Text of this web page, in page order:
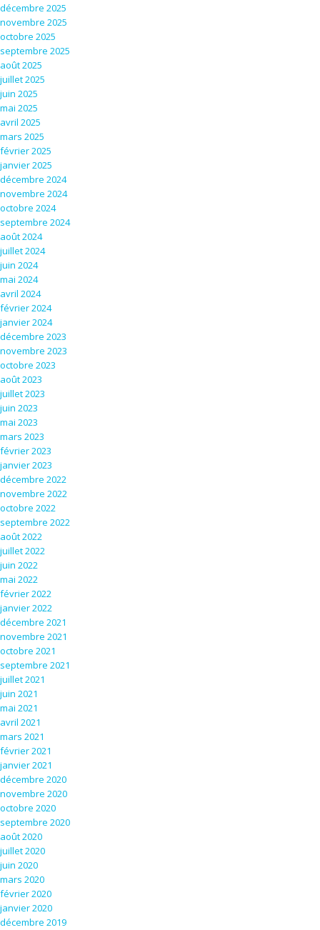
décembre 2025
novembre 2025
octobre 2025
septembre 2025
août 2025
juillet 2025
juin 2025
mai 2025
avril 2025
mars 2025
février 2025
janvier 2025
décembre 2024
novembre 2024
octobre 2024
septembre 2024
août 2024
juillet 2024
juin 2024
mai 2024
avril 2024
février 2024
janvier 2024
décembre 2023
novembre 2023
octobre 2023
août 2023
juillet 2023
juin 2023
mai 2023
mars 2023
février 2023
janvier 2023
décembre 2022
novembre 2022
octobre 2022
septembre 2022
août 2022
juillet 2022
juin 2022
mai 2022
février 2022
janvier 2022
décembre 2021
novembre 2021
octobre 2021
septembre 2021
juillet 2021
juin 2021
mai 2021
avril 2021
mars 2021
février 2021
janvier 2021
décembre 2020
novembre 2020
octobre 2020
septembre 2020
août 2020
juillet 2020
juin 2020
mars 2020
février 2020
janvier 2020
décembre 2019